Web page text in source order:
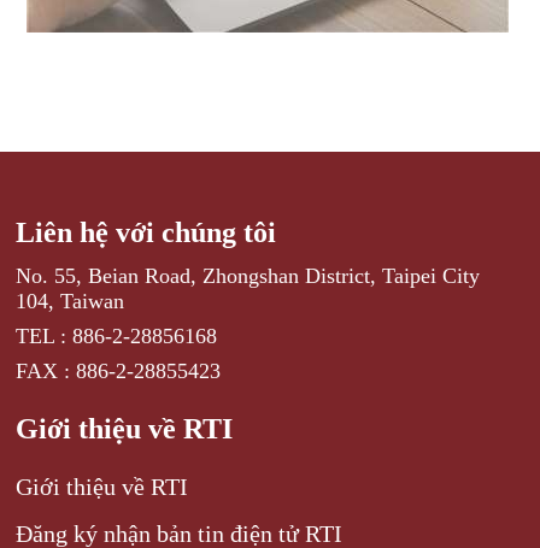
Liên hệ với chúng tôi
No. 55, Beian Road, Zhongshan District, Taipei City
104, Taiwan
TEL : 886-2-28856168
FAX : 886-2-28855423
Giới thiệu về RTI
Giới thiệu về RTI
Đăng ký nhận bản tin điện tử RTI